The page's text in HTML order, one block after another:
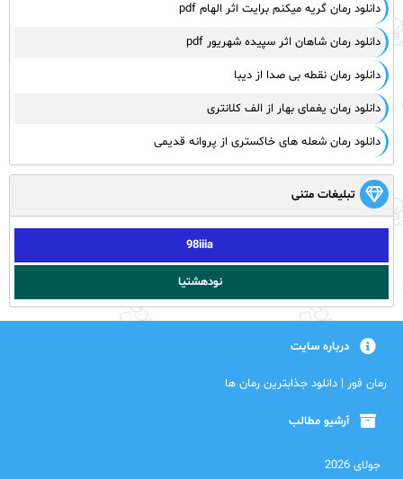
دانلود رمان گریه میکنم برایت اثر الهام pdf
دانلود رمان شاهان اثر سپیده شهریور pdf
دانلود رمان نقطه بی صدا از دیبا
دانلود رمان یغمای بهار از الف کلانتری
دانلود رمان شعله های خاکستری از پروانه قدیمی
تبلیغات متنی
98iiia
نودهشتیا
درباره سایت
رمان فور | دانلود جذابترین رمان ها
آرشیو مطالب
جولای 2026